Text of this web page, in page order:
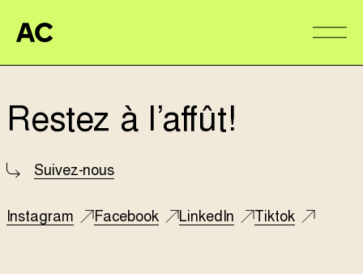
Aire Commune
Restez à l’affût!
Suivez-nous
Instagram Facebook LinkedIn Tiktok